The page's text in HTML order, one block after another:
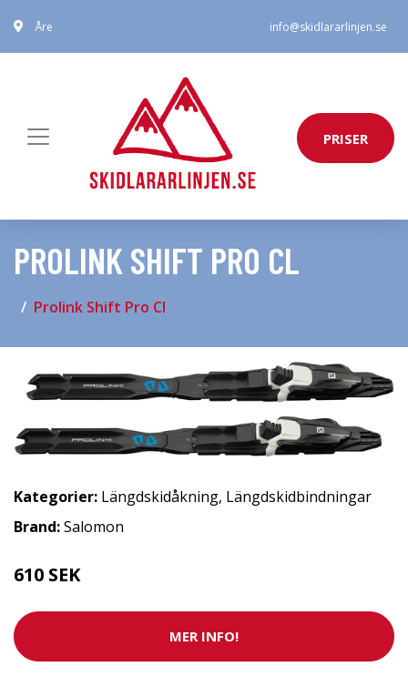
Åre info@skidlararlinjen.se
PRISER
PROLINK SHIFT PRO CL
Prolink Shift Pro Cl
Kategorier: Längdskidåkning, Längdskidbindningar
Brand:Salomon
610 SEK
MER INFO!